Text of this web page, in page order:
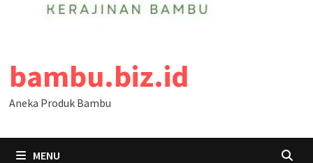
bambu.biz.id
Aneka Produk Bambu
MENU